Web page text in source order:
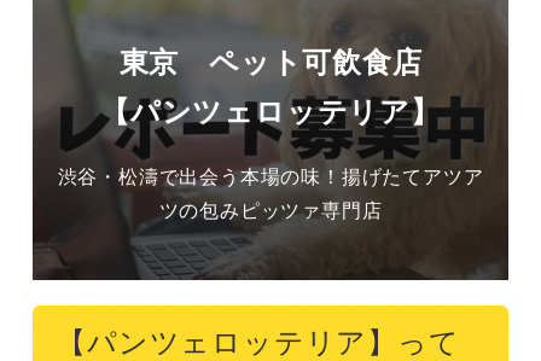
東京 ペット可飲食店
【パンツェロッテリア】
渋谷・松濤で出会う本場の味！揚げたてアツア
ツの包みピッツァ専門店
【パンツェロッテリア】って